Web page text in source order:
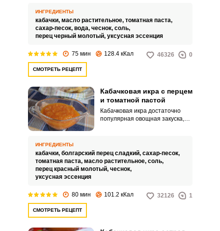
приготовления закуски
понадобится минимальное
количество доступных и
ИНГРЕДИЕНТЫ
кабачки, масло растительное, томатная паста,
сахар-песок, вода, чеснок, соль,
перец черный молотый, уксусная эссенция
75 мин 128.4 кКал 46326 0
СМОТРЕТЬ РЕЦЕПТ
Кабачковая икра с перцем
и томатной пастой
Кабачковая икра достаточно
популярная овощная закуска,
перцем и томатной пастой
получается сбалансированной
по вкусу.
ИНГРЕДИЕНТЫ
кабачки, болгарский перец сладкий, сахар-песок,
томатная паста, масло растительное, соль,
перец красный молотый, чеснок,
уксусная эссенция
80 мин 101.2 кКал 32126 1
СМОТРЕТЬ РЕЦЕПТ